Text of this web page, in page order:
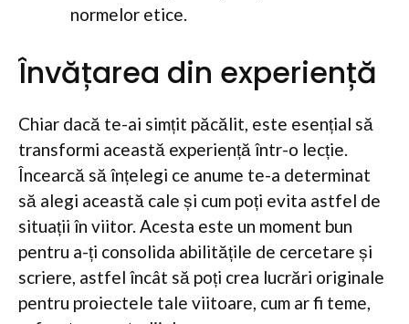
normelor etice.
Învățarea din experiență
Chiar dacă te-ai simțit păcălit, este esențial să
transformi această experiență într-o lecție.
Încearcă să înțelegi ce anume te-a determinat
să alegi această cale și cum poți evita astfel de
situații în viitor. Acesta este un moment bun
pentru a-ți consolida abilitățile de cercetare și
scriere, astfel încât să poți crea lucrări originale
pentru proiectele tale viitoare, cum ar fi teme,